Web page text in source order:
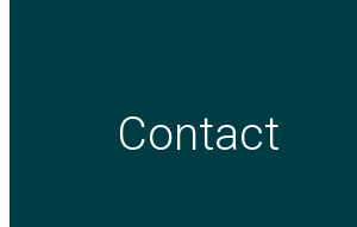
Contact